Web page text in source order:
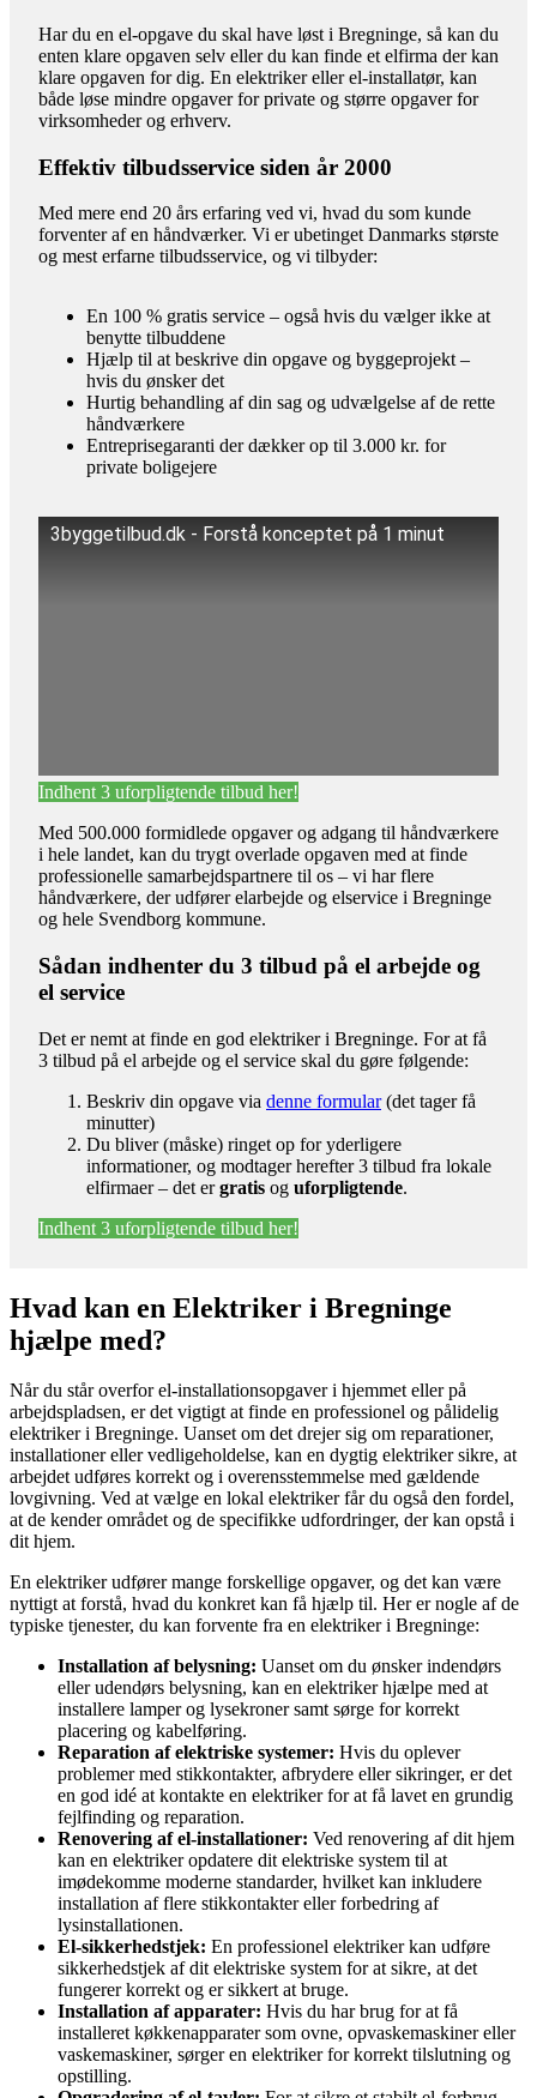
Har du en el-opgave du skal have løst i Bregninge, så kan du
enten klare opgaven selv eller du kan finde et elfirma der kan
klare opgaven for dig. En elektriker eller el-installatør, kan
både løse mindre opgaver for private og større opgaver for
virksomheder og erhverv.
Effektiv tilbudsservice siden år 2000
Med mere end 20 års erfaring ved vi, hvad du som kunde
forventer af en håndværker. Vi er ubetinget Danmarks største
og mest erfarne tilbudsservice, og vi tilbyder:
En 100 % gratis service – også hvis du vælger ikke at
benytte tilbuddene
Hjælp til at beskrive din opgave og byggeprojekt –
hvis du ønsker det
Hurtig behandling af din sag og udvælgelse af de rette
håndværkere
Entreprisegaranti der dækker op til 3.000 kr. for
private boligejere
3byggetilbud.dk - Forstå konceptet på 1 minut
Indhent 3 uforpligtende tilbud her!
Med 500.000 formidlede opgaver og adgang til håndværkere
i hele landet, kan du trygt overlade opgaven med at finde
professionelle samarbejdspartnere til os – vi har flere
håndværkere, der udfører elarbejde og elservice i Bregninge
og hele Svendborg kommune.
Sådan indhenter du 3 tilbud på el arbejde og
el service
Det er nemt at finde en god elektriker i Bregninge. For at få
3 tilbud på el arbejde og el service skal du gøre følgende:
Beskriv din opgave via denne formular(det tager få
minutter)
Du bliver (måske) ringet op for yderligere
informationer, og modtager herefter 3 tilbud fra lokale
elfirmaer – det ergratis og uforpligtende.
Indhent 3 uforpligtende tilbud her!
Hvad kan en Elektriker i Bregninge
hjælpe med?
Når du står overfor el-installationsopgaver i hjemmet eller på
arbejdspladsen, er det vigtigt at finde en professionel og pålidelig
elektriker i Bregninge. Uanset om det drejer sig om reparationer,
installationer eller vedligeholdelse, kan en dygtig elektriker sikre, at
arbejdet udføres korrekt og i overensstemmelse med gældende
lovgivning. Ved at vælge en lokal elektriker får du også den fordel,
at de kender området og de specifikke udfordringer, der kan opstå i
dit hjem.
En elektriker udfører mange forskellige opgaver, og det kan være
nyttigt at forstå, hvad du konkret kan få hjælp til. Her er nogle af de
typiske tjenester, du kan forvente fra en elektriker i Bregninge:
Installation af belysning: Uanset om du ønsker indendørs
eller udendørs belysning, kan en elektriker hjælpe med at
installere lamper og lysekroner samt sørge for korrekt
placering og kabelføring.
Reparation af elektriske systemer: Hvis du oplever
problemer med stikkontakter, afbrydere eller sikringer, er det
en god idé at kontakte en elektriker for at få lavet en grundig
fejlfinding og reparation.
Renovering af el-installationer: Ved renovering af dit hjem
kan en elektriker opdatere dit elektriske system til at
imødekomme moderne standarder, hvilket kan inkludere
installation af flere stikkontakter eller forbedring af
lysinstallationen.
El-sikkerhedstjek: En professionel elektriker kan udføre
sikkerhedstjek af dit elektriske system for at sikre, at det
fungerer korrekt og er sikkert at bruge.
Installation af apparater: Hvis du har brug for at få
installeret køkkenapparater som ovne, opvaskemaskiner eller
vaskemaskiner, sørger en elektriker for korrekt tilslutning og
opstilling.